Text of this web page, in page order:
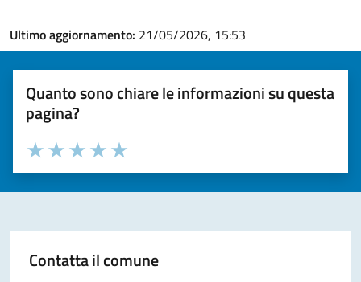
Ultimo aggiornamento: 21/05/2026, 15:53
Quanto sono chiare le informazioni su questa
pagina?
Valuta la chiarezza delle informazioni (da 1 a 5 stelle)
Seleziona il numero di stelle per valutare la chiarezza delle
Valuta 5 stelle su 5
Valuta 4 stelle su 5
Valuta 3 stelle su 5
Valuta 2 stelle su 5
Valuta 1 stelle su 5
Contatta il comune